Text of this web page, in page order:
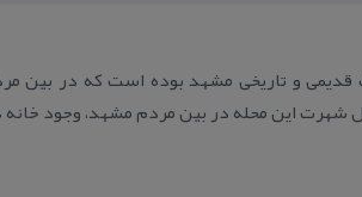
قدیمی و تاریخی مشهد بوده است كه در بین
شهرت این محله در بین مردم مشهد، وجود